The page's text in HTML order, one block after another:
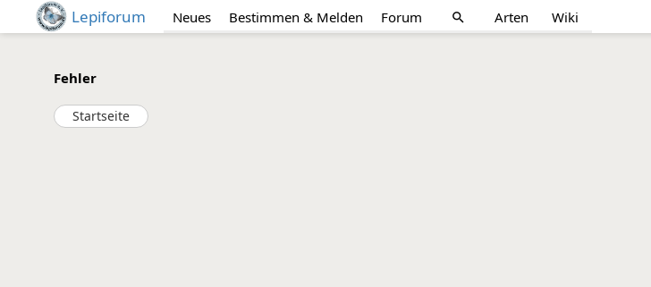
Lepiforum Neues Bestimmen & Melden Forum search Arten Wiki
Fehler
Startseite